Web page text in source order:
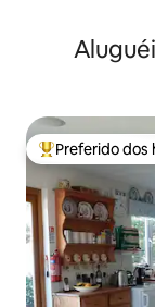
Entre os
Preferido dos